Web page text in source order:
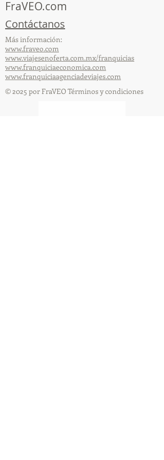
FraVEO.com
Contáctanos
Más información:
www.fraveo.com
www.viajesenoferta.com.mx/franquicias
www.franquiciaeconomica.com
www.franquiciaagenciadeviajes.com
© 2025 por FraVEO Términos y condiciones